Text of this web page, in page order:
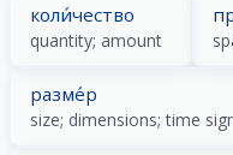
коли́чество
quantity; amount
разме́р
size; dimensions; time